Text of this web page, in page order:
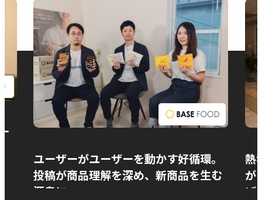
ユーザーがユーザーを動かす好循環。
投稿が商品理解を深め、新商品を生む
源泉に
熱
が
ぱ